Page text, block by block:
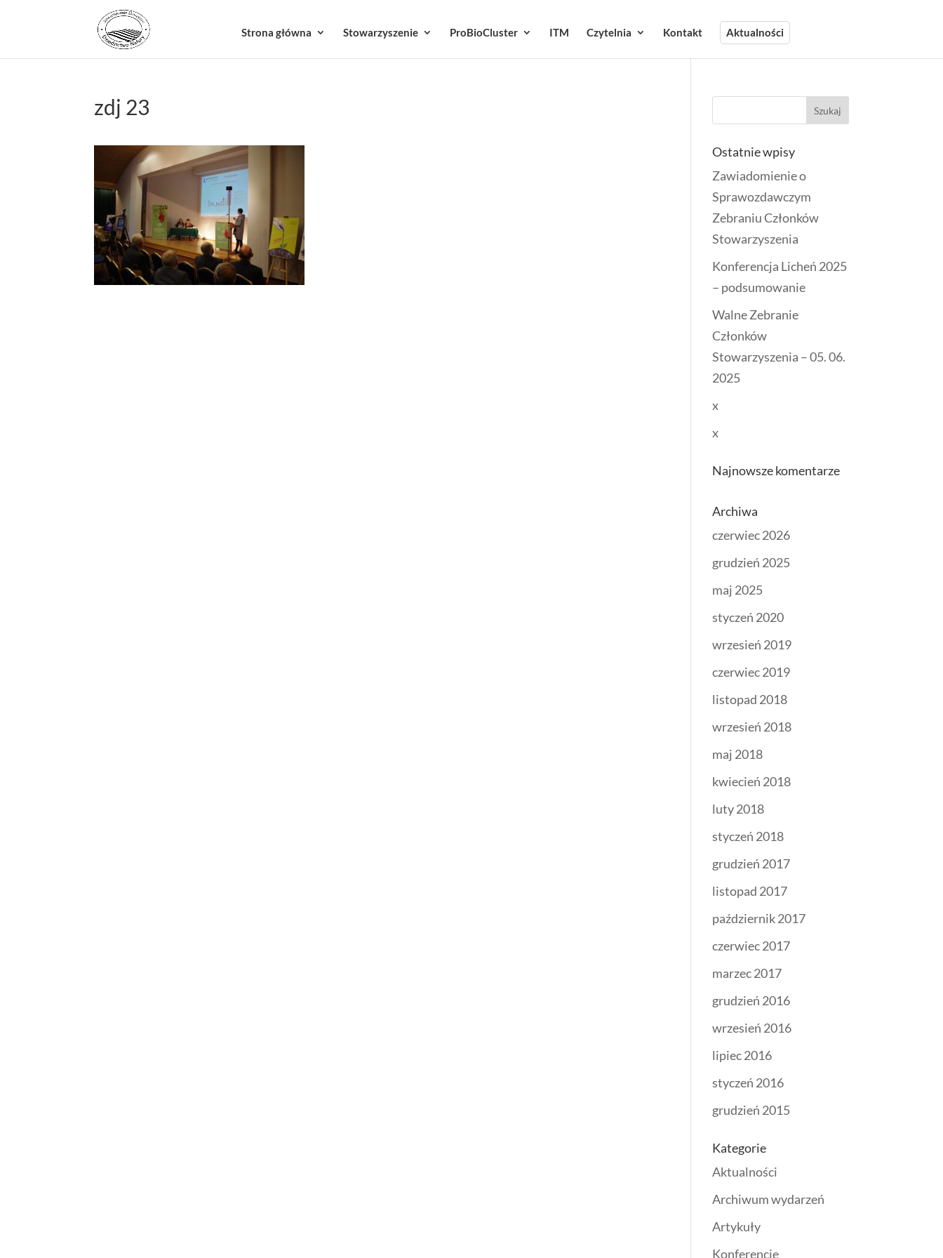
Strona główna Stowarzyszenie ProBioCluster ITM Czytelnia Kontakt Aktualności
zdj 23
Ostatnie wpisy
Zawiadomienie o
Sprawozdawczym
Zebraniu Członków
Stowarzyszenia
Konferencja Licheń 2025
– podsumowanie
Walne Zebranie
Członków
Stowarzyszenia – 05. 06.
2025
x
x
Najnowsze komentarze
Archiwa
czerwiec 2026
grudzień 2025
maj 2025
styczeń 2020
wrzesień 2019
czerwiec 2019
listopad 2018
wrzesień 2018
maj 2018
kwiecień 2018
luty 2018
styczeń 2018
grudzień 2017
listopad 2017
październik 2017
czerwiec 2017
marzec 2017
grudzień 2016
wrzesień 2016
lipiec 2016
styczeń 2016
grudzień 2015
Kategorie
Aktualności
Archiwum wydarzeń
Artykuły
Konferencje